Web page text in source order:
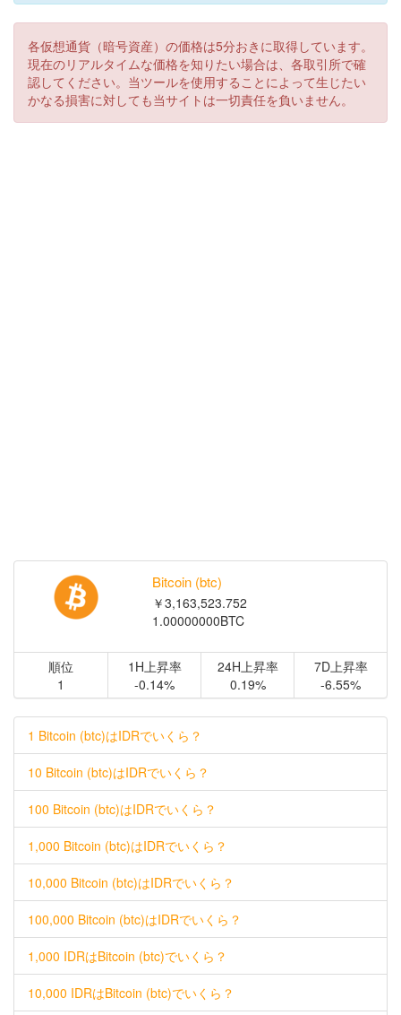
各仮想通貨（暗号資産）の価格は5分おきに取得しています。
現在のリアルタイムな価格を知りたい場合は、各取引所で確
認してください。当ツールを使用することによって生じたい
かなる損害に対しても当サイトは一切責任を負いません。
Bitcoin (btc)
￥3,163,523.752
1.00000000BTC
順位
1
1H上昇率
-0.14%
24H上昇率
0.19%
7D上昇率
-6.55%
1 Bitcoin (btc)はIDRでいくら？
10 Bitcoin (btc)はIDRでいくら？
100 Bitcoin (btc)はIDRでいくら？
1,000 Bitcoin (btc)はIDRでいくら？
10,000 Bitcoin (btc)はIDRでいくら？
100,000 Bitcoin (btc)はIDRでいくら？
1,000 IDRはBitcoin (btc)でいくら？
10,000 IDRはBitcoin (btc)でいくら？